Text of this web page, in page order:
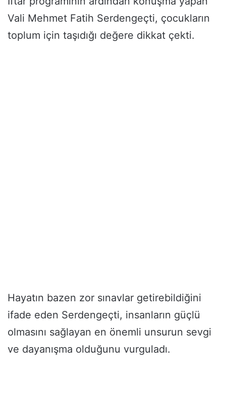
Vali Mehmet Fatih Serdengeçti, çocukların
toplum için taşıdığı değere dikkat çekti.
Hayatın bazen zor sınavlar getirebildiğini
ifade eden Serdengeçti, insanların güçlü
olmasını sağlayan en önemli unsurun sevgi
ve dayanışma olduğunu vurguladı.